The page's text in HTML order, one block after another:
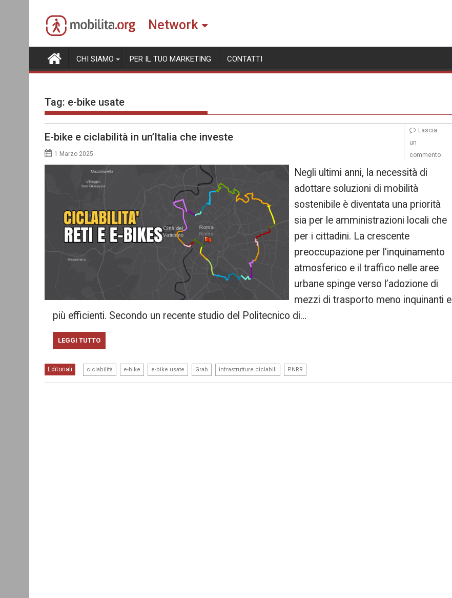
content
Network
CHI SIAMO PER IL TUO MARKETING CONTATTI
Tag: e-bike usate
E-bike e ciclabilità in un’Italia che investe
1 Marzo 2025
Negli ultimi anni, la necessità di
adottare soluzioni di mobilità
sostenibile è diventata una priorità
sia per le amministrazioni locali che
per i cittadini. La crescente
preoccupazione per l’inquinamento
atmosferico e il traffico nelle aree
urbane spinge verso l’adozione di
mezzi di trasporto meno inquinanti e
più efficienti. Secondo un recente studio del Politecnico di…
LEGGI TUTTO
Editoriali ciclabilità e-bike e-bike usate Grab infrastrutture ciclabili PNRR
Lascia
un
commento